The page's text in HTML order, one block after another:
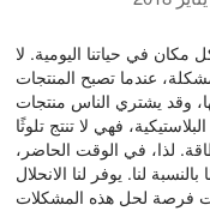
مكان في حياتنا اليومية. لا
عندما تصبح المنتجات
وقد يشتري الناس منتجات
فهي لا تنتج تلوثًا
لذا، في الوقت الحاضر،
لنا. يوفر لنا الانحلال